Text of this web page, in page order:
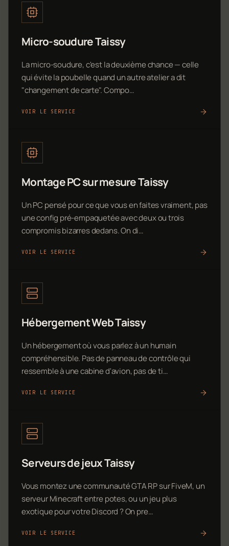
Micro-soudure Taissy
La micro-soudure, c'est la deuxième chance — celle
qui évite la poubelle quand un autre atelier a dit
"changement de carte". Compo…
VOIR LE SERVICE
Montage PC sur mesure Taissy
Un PC pensé pour ce que vous en faites vraiment, pas
une config pré-empaquetée avec deux ou trois
compromis bizarres dedans. On di…
VOIR LE SERVICE
Hébergement Web Taissy
Un hébergement où vous parlez à un humain
compréhensible. Pas de panneau de contrôle qui
ressemble à une cabine d'avion, pas de ti…
VOIR LE SERVICE
Serveurs de jeux Taissy
Vous montez une communauté GTA RP sur FiveM, un
serveur Minecraft entre potes, ou un jeu plus
exotique pour votre Discord ? On pre…
VOIR LE SERVICE